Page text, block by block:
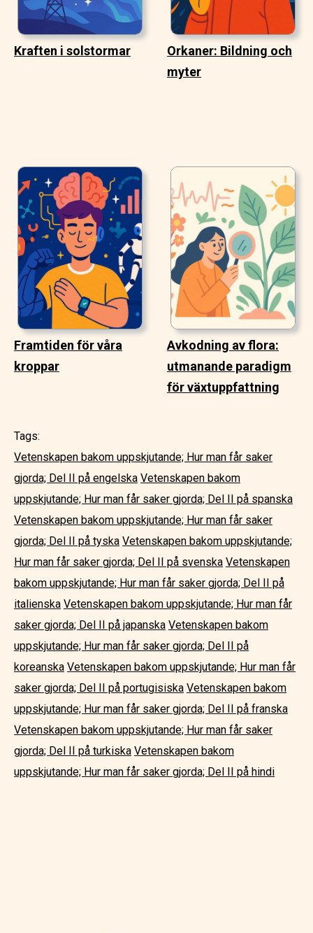
Kraften i solstormar
Orkaner: Bildning och
myter
Framtiden för våra
kroppar
Avkodning av flora:
utmanande paradigm
för växtuppfattning
Tags:
Vetenskapen bakom uppskjutande; Hur man får saker
gjorda; Del II på engelska Vetenskapen bakom
uppskjutande; Hur man får saker gjorda; Del II på spanska
Vetenskapen bakom uppskjutande; Hur man får saker
gjorda; Del II på tyska Vetenskapen bakom uppskjutande;
Hur man får saker gjorda; Del II på svenska Vetenskapen
bakom uppskjutande; Hur man får saker gjorda; Del II på
italienska Vetenskapen bakom uppskjutande; Hur man får
saker gjorda; Del II på japanska Vetenskapen bakom
uppskjutande; Hur man får saker gjorda; Del II på
koreanska Vetenskapen bakom uppskjutande; Hur man får
saker gjorda; Del II på portugisiska Vetenskapen bakom
uppskjutande; Hur man får saker gjorda; Del II på franska
Vetenskapen bakom uppskjutande; Hur man får saker
gjorda; Del II på turkiska Vetenskapen bakom
uppskjutande; Hur man får saker gjorda; Del II på hindi